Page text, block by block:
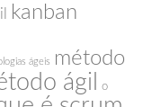
kanban
ágeis
método
ágil
o